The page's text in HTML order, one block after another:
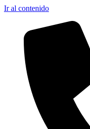
Ir al contenido